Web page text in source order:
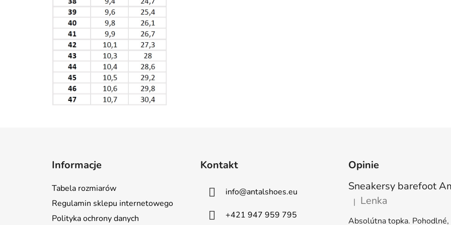
Informacje
Tabela rozmiarów
Regulamin sklepu internetowego
Polityka ochrony danych
Kontakt
info@antalshoes.eu
+421 947 959 795
Opinie
Ocena produktu to 5 na 5
| Lenka
Absolútna topka. Pohodlné,